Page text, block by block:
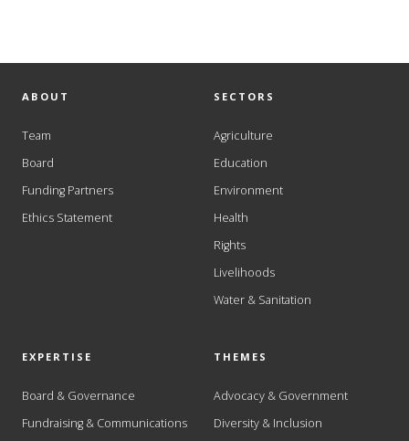
ABOUT
Team
Board
Funding Partners
Ethics Statement
SECTORS
Agriculture
Education
Environment
Health
Rights
Livelihoods
Water & Sanitation
EXPERTISE
Board & Governance
Fundraising & Communications
THEMES
Advocacy & Government
Diversity & Inclusion